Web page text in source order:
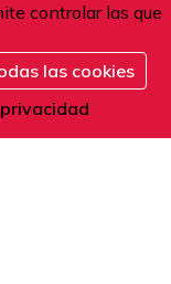
controlar las que
las cookies